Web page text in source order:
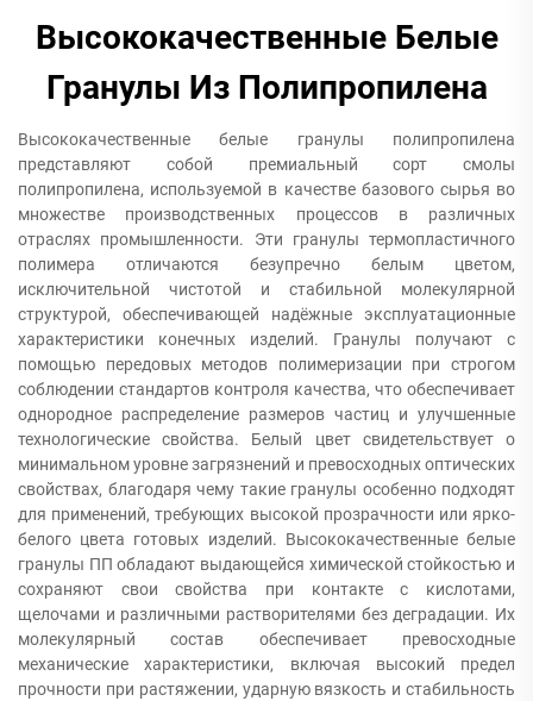
Высококачественные Белые
Гранулы Из Полипропилена
Высококачественные белые гранулы полипропилена
представляют собой премиальный сорт смолы
полипропилена, используемой в качестве базового сырья во
множестве производственных процессов в различных
отраслях промышленности. Эти гранулы термопластичного
полимера отличаются безупречно белым цветом,
исключительной чистотой и стабильной молекулярной
структурой, обеспечивающей надёжные эксплуатационные
характеристики конечных изделий. Гранулы получают с
помощью передовых методов полимеризации при строгом
соблюдении стандартов контроля качества, что обеспечивает
однородное распределение размеров частиц и улучшенные
технологические свойства. Белый цвет свидетельствует о
минимальном уровне загрязнений и превосходных оптических
свойствах, благодаря чему такие гранулы особенно подходят
для применений, требующих высокой прозрачности или ярко-
белого цвета готовых изделий. Высококачественные белые
гранулы ПП обладают выдающейся химической стойкостью и
сохраняют свои свойства при контакте с кислотами,
щелочами и различными растворителями без деградации. Их
молекулярный состав обеспечивает превосходные
механические характеристики, включая высокий предел
прочности при растяжении, ударную вязкость и стабильность